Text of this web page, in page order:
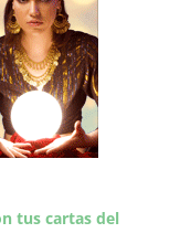
tus cartas del